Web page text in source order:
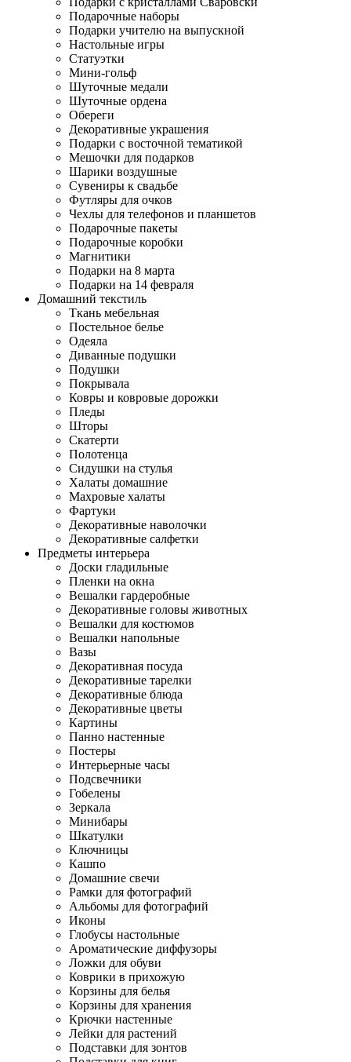
Подарочные наборы
Подарки учителю на выпускной
Настольные игры
Статуэтки
Мини-гольф
Шуточные медали
Шуточные ордена
Обереги
Декоративные украшения
Подарки с восточной тематикой
Мешочки для подарков
Шарики воздушные
Сувениры к свадьбе
Футляры для очков
Чехлы для телефонов и планшетов
Подарочные пакеты
Подарочные коробки
Магнитики
Подарки на 8 марта
Подарки на 14 февраля
Домашний текстиль
Ткань мебельная
Постельное белье
Одеяла
Диванные подушки
Подушки
Покрывала
Ковры и ковровые дорожки
Пледы
Шторы
Скатерти
Полотенца
Сидушки на стулья
Халаты домашние
Махровые халаты
Фартуки
Декоративные наволочки
Декоративные салфетки
Предметы интерьера
Доски гладильные
Пленки на окна
Вешалки гардеробные
Декоративные головы животных
Вешалки для костюмов
Вешалки напольные
Вазы
Декоративная посуда
Декоративные тарелки
Декоративные блюда
Декоративные цветы
Картины
Панно настенные
Постеры
Интерьерные часы
Подсвечники
Гобелены
Зеркала
Минибары
Шкатулки
Ключницы
Кашпо
Домашние свечи
Рамки для фотографий
Альбомы для фотографий
Иконы
Глобусы настольные
Ароматические диффузоры
Ложки для обуви
Коврики в прихожую
Корзины для белья
Корзины для хранения
Крючки настенные
Лейки для растений
Подставки для зонтов